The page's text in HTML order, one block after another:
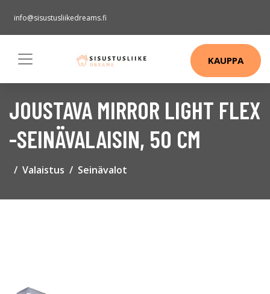
info@sisustusliikedreams.fi
KAUPPA
JOUSTAVA MIRROR LIGHT FLEX
-SEINÄVALAISIN, 50 CM
Valaistus Seinävalot